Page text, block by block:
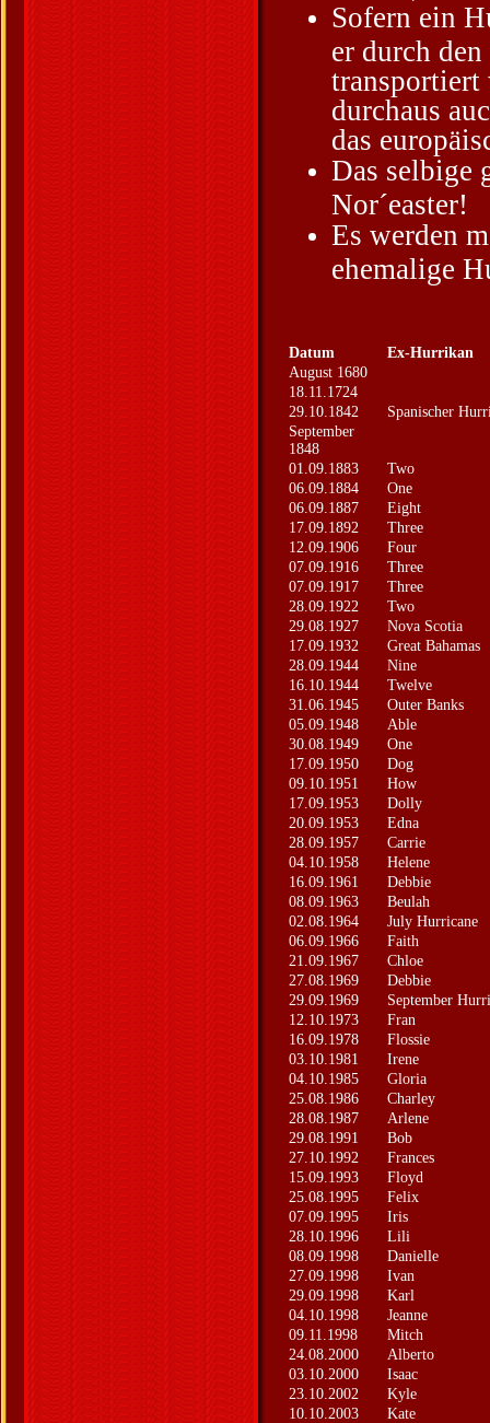
Sofern ein
er durch
transportiert
durchaus
das
Das selbige
Nor´easter!
Es werden
ehemalige
Datum
Ex-Hurrikan
August 1680
18.11.1724
29.10.1842
Spanischer
September
1848
01.09.1883
Two
06.09.1884
One
06.09.1887
Eight
17.09.1892
Three
12.09.1906
Four
07.09.1916
Three
07.09.1917
Three
28.09.1922
Two
29.08.1927
Nova Scotia
17.09.1932
Great Bahamas
28.09.1944
Nine
16.10.1944
Twelve
31.06.1945
Outer Banks
05.09.1948
Able
30.08.1949
One
17.09.1950
Dog
09.10.1951
How
17.09.1953
Dolly
20.09.1953
Edna
28.09.1957
Carrie
04.10.1958
Helene
16.09.1961
Debbie
08.09.1963
Beulah
02.08.1964
July Hurricane
06.09.1966
Faith
21.09.1967
Chloe
27.08.1969
Debbie
29.09.1969
September
12.10.1973
Fran
16.09.1978
Flossie
03.10.1981
Irene
04.10.1985
Gloria
25.08.1986
Charley
28.08.1987
Arlene
29.08.1991
Bob
27.10.1992
Frances
15.09.1993
Floyd
25.08.1995
Felix
07.09.1995
Iris
28.10.1996
Lili
08.09.1998
Danielle
27.09.1998
Ivan
29.09.1998
Karl
04.10.1998
Jeanne
09.11.1998
Mitch
24.08.2000
Alberto
03.10.2000
Isaac
23.10.2002
Kyle
10.10.2003
Kate